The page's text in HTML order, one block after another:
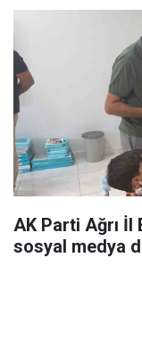
AK Parti Ağrı İl
sosyal medya